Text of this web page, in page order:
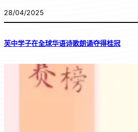
28/04/2025
芙中学子在全球华语诗歌朗诵夺得桂冠